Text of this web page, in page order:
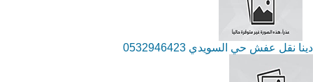
دينا نقل عفش حي السويدي 0532946423